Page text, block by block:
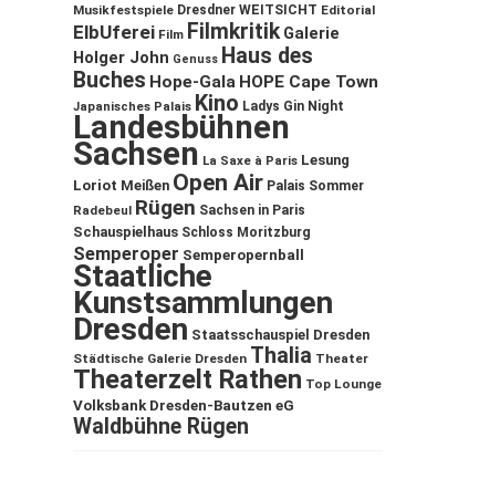
Musikfestspiele Dresdner WEITSICHT Editorial
ElbUferei Film Filmkritik Galerie
Holger John Genuss Haus des
Buches Hope-Gala HOPE Cape Town
Japanisches Palais Kino Ladys Gin Night
Landesbühnen
Sachsen La Saxe à Paris Lesung
Loriot Meißen Open Air Palais Sommer
Radebeul Rügen Sachsen in Paris
Schauspielhaus Schloss Moritzburg
Semperoper Semperopernball
Staatliche
Kunstsammlungen
Dresden Staatsschauspiel Dresden
Städtische Galerie Dresden Thalia Theater
Theaterzelt Rathen Top Lounge
Volksbank Dresden-Bautzen eG
Waldbühne Rügen